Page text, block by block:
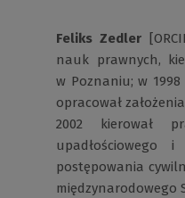
Feliks Zedler
nauk prawnych,
w Poznaniu; w
opracował
2002 kierował
upadłościowego
postępowania
międzynarodowego